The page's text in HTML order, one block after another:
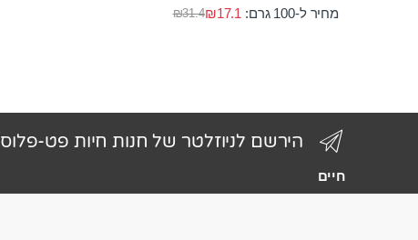
מחיר ל-100 גרם: ₪31.4₪17.1
הירשם לניוזלטר של חנות חיות פט-פלוס
חיים